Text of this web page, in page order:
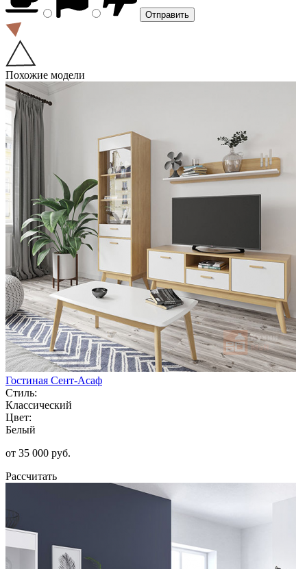
Похожие модели
Гостиная Сент-Асаф
Стиль:
Классический
Цвет:
Белый
от 35 000 руб.
Рассчитать